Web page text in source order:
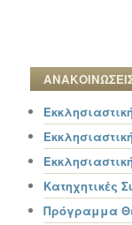
Κατηχητικές
Πρόγραμμα